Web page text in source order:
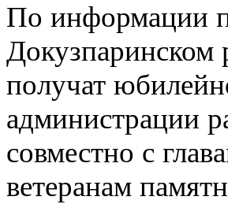
По информации
Докузпаринском
получат
администрации
совместно с
ветеранам